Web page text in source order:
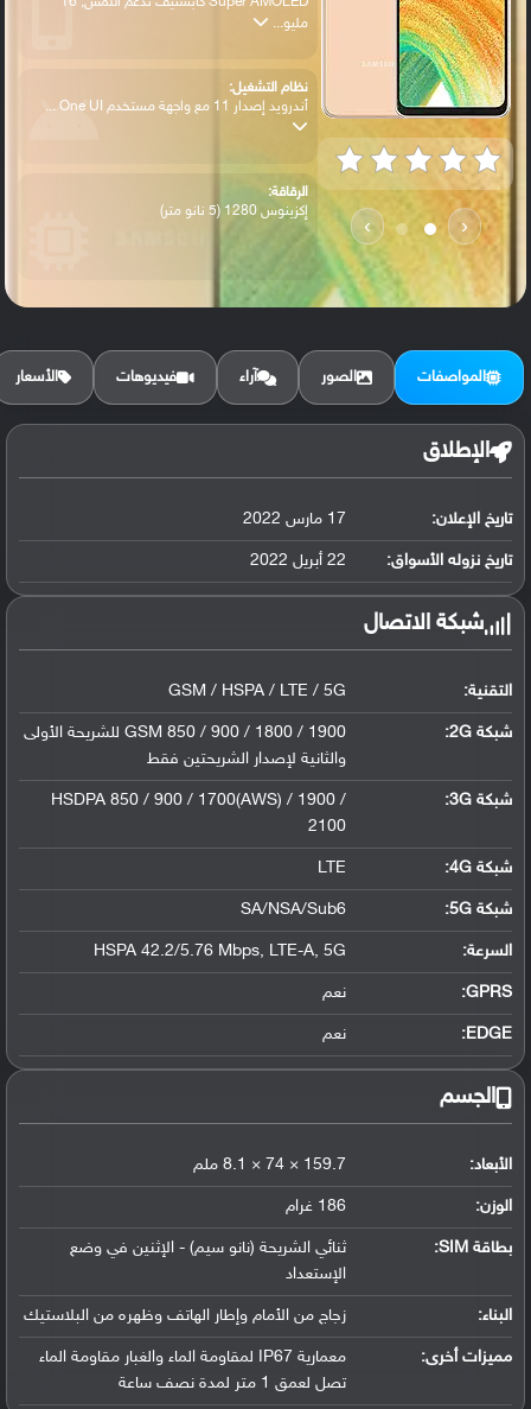
‹
›
مليو...
نظام التشغيل:
أندرويد إصدار 11 مع واجهة مستخدم One UI ...
الرقاقة:
إكزينوس 1280 (5 نانو متر)
الرام / التخزين:
البطارية:
ليثيوم بوليمر سعة 5000 مللي أمبير, غير ق...
المواصفات الصور آراء فيديوهات الأسعار
الإطلاق
تاريخ الإعلان: 17 مارس 2022
تاريخ نزوله الأسواق: 22 أبريل 2022
شبكة الاتصال
التقنية: GSM / HSPA / LTE / 5G
شبكة 2G:
GSM 850 / 900 / 1800 / 1900 للشريحة الأولى
والثانية لإصدار الشريحتين فقط
شبكة 3G :
HSDPA 850 / 900 / 1700(AWS) / 1900 /
2100
شبكة 4G :
LTE
شبكة 5G :
SA/NSA/Sub6
السرعة: HSPA 42.2/5.76 Mbps, LTE-A, 5G
GPRS: نعم
EDGE: نعم
الجسم
الأبعاد: 159.7 × 74 × 8.1 ملم
الوزن: 186 غرام
بطاقة SIM:
ثنائي الشريحة (نانو سيم) - الإثنين في وضع
الإستعداد
البناء: زجاج من الأمام وإطار الهاتف وظهره من البلاستيك
مميزات أخرى:
معمارية IP67 لمقاومة الماء والغبار مقاومة الماء
تصل لعمق 1 متر لمدة نصف ساعة